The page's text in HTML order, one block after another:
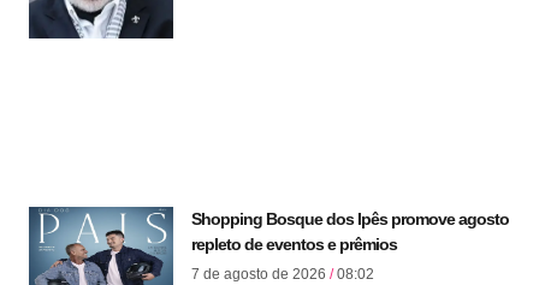
Shopping Bosque dos Ipês promove agosto
repleto de eventos e prêmios
7 de agosto de 2026 08:02